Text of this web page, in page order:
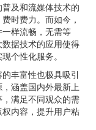
及和流媒体技术的
时费力。而如今，
样流畅，无需等
据技术的应用使得
个性化服务。
丰富性也极具吸引
涵盖国内外最新上
满足不同观众的需
内容，提升用户粘